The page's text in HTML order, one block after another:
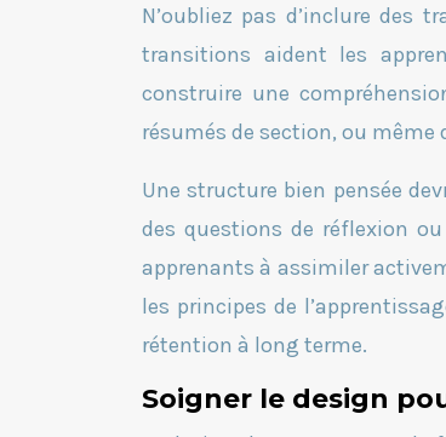
N’oubliez pas d’inclure des
transitions aident les
construire une
résumés de section, ou
Une structure bien pensée
des questions de réflexion
apprenants à assimiler
les principes de
rétention à long terme.
Soigner le design